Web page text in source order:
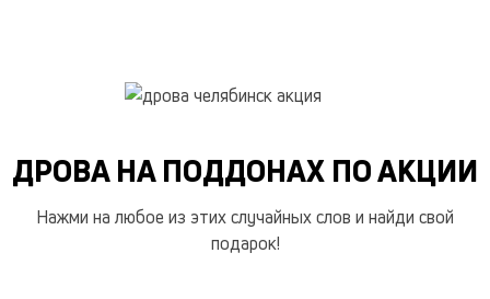
ДРОВА НА ПОДДОНАХ ПО АКЦИИ
Нажми на любое из этих случайных слов и найди свой
подарок!